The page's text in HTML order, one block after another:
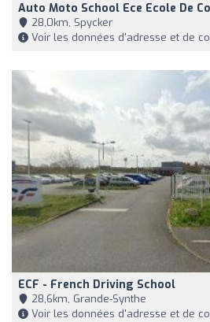
Auto Moto School Ece Ecole De
28,0km, Spycker
Voir les données d'adresse et de
ECF - French Driving School
28,6km, Grande-Synthe
Voir les données d'adresse et de